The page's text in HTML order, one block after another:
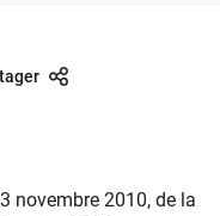
novembre 2010, de la